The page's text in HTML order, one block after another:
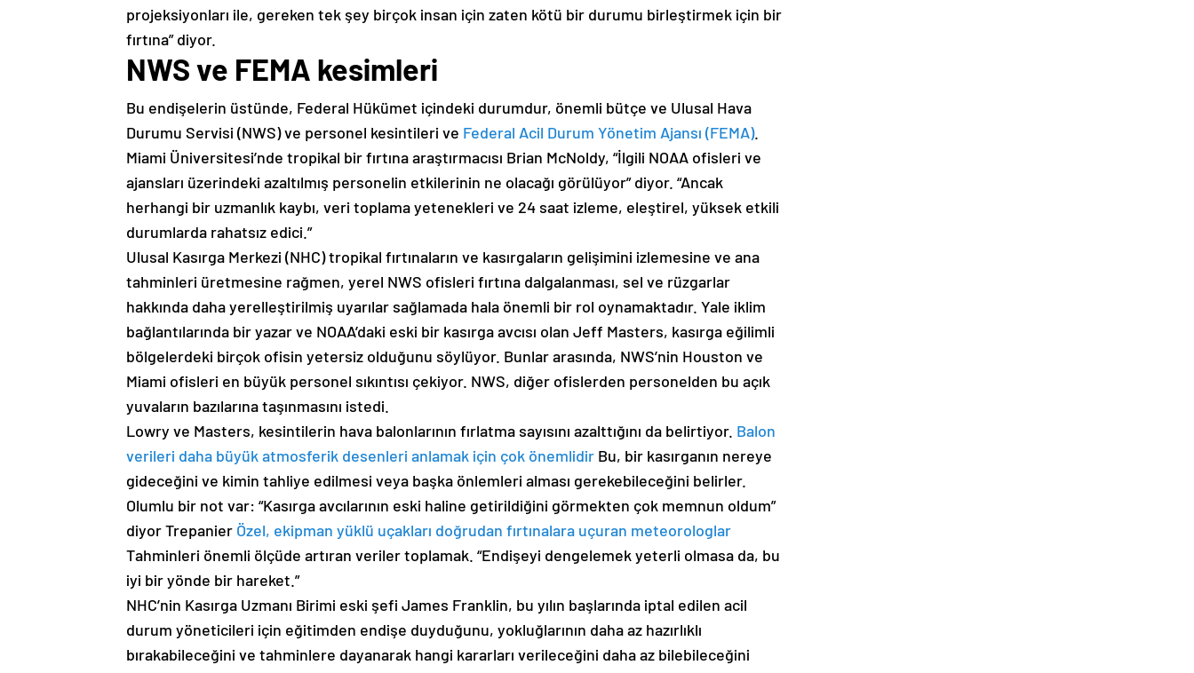
projeksiyonları ile, gereken tek şey birçok insan için zaten kötü bir durumu birleştirmek için bir
fırtına” diyor.
NWS ve FEMA kesimleri
Bu endişelerin üstünde, Federal Hükümet içindeki durumdur, önemli bütçe ve Ulusal Hava
Durumu Servisi (NWS) ve personel kesintileri ve Federal Acil Durum Yönetim Ajansı (FEMA).
Miami Üniversitesi’nde tropikal bir fırtına araştırmacısı Brian McNoldy, “İlgili NOAA ofisleri ve
ajansları üzerindeki azaltılmış personelin etkilerinin ne olacağı görülüyor” diyor. “Ancak
herhangi bir uzmanlık kaybı, veri toplama yetenekleri ve 24 saat izleme, eleştirel, yüksek etkili
durumlarda rahatsız edici.”
Ulusal Kasırga Merkezi (NHC) tropikal fırtınaların ve kasırgaların gelişimini izlemesine ve ana
tahminleri üretmesine rağmen, yerel NWS ofisleri fırtına dalgalanması, sel ve rüzgarlar
hakkında daha yerelleştirilmiş uyarılar sağlamada hala önemli bir rol oynamaktadır. Yale iklim
bağlantılarında bir yazar ve NOAA’daki eski bir kasırga avcısı olan Jeff Masters, kasırga eğilimli
bölgelerdeki birçok ofisin yetersiz olduğunu söylüyor. Bunlar arasında, NWS’nin Houston ve
Miami ofisleri en büyük personel sıkıntısı çekiyor. NWS, diğer ofislerden personelden bu açık
yuvaların bazılarına taşınmasını istedi.
Lowry ve Masters, kesintilerin hava balonlarının fırlatma sayısını azalttığını da belirtiyor. Balon
verileri daha büyük atmosferik desenleri anlamak için çok önemlidir Bu, bir kasırganın nereye
gideceğini ve kimin tahliye edilmesi veya başka önlemleri alması gerekebileceğini belirler.
Olumlu bir not var: “Kasırga avcılarının eski haline getirildiğini görmekten çok memnun oldum”
diyor Trepanier Özel, ekipman yüklü uçakları doğrudan fırtınalara uçuran meteorologlar
Tahminleri önemli ölçüde artıran veriler toplamak. “Endişeyi dengelemek yeterli olmasa da, bu
iyi bir yönde bir hareket.”
NHC’nin Kasırga Uzmanı Birimi eski şefi James Franklin, bu yılın başlarında iptal edilen acil
durum yöneticileri için eğitimden endişe duyduğunu, yokluğlarının daha az hazırlıklı
bırakabileceğini ve tahminlere dayanarak hangi kararları verileceğini daha az bilebileceğini